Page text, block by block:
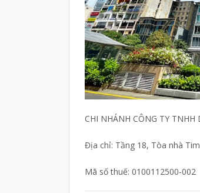
CHI NHÁNH CÔNG TY TNHH
Địa chỉ: Tầng 18, Tòa nhà
Mã số thuế: 0100112500-002